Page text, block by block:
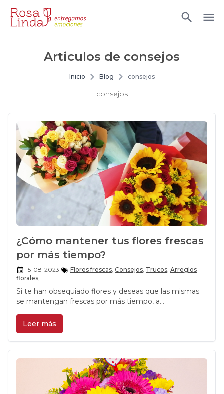
Articulos de consejos
Inicio Blog consejos
consejos
¿Cómo mantener tus flores frescas
por más tiempo?
15-08-2023 Flores frescas, Consejos, Trucos, Arreglos
florales,
Si te han obsequiado flores y deseas que las mismas
se mantengan frescas por más tiempo, a
consigas.
Leer más